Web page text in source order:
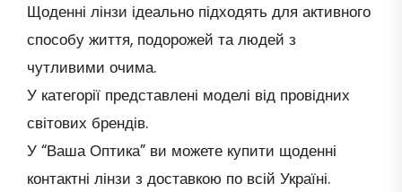
Щоденні лінзи ідеально підходять для активного
способу життя, подорожей та людей з
чутливими очима.
У категорії представлені моделі від провідних
світових брендів.
У “Ваша Оптика” ви можете купити щоденні
контактні лінзи з доставкою по всій Україні.